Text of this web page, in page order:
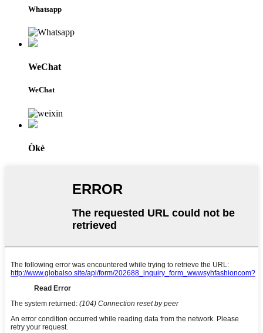
Whatsapp
WeChat
WeChat
Òkè